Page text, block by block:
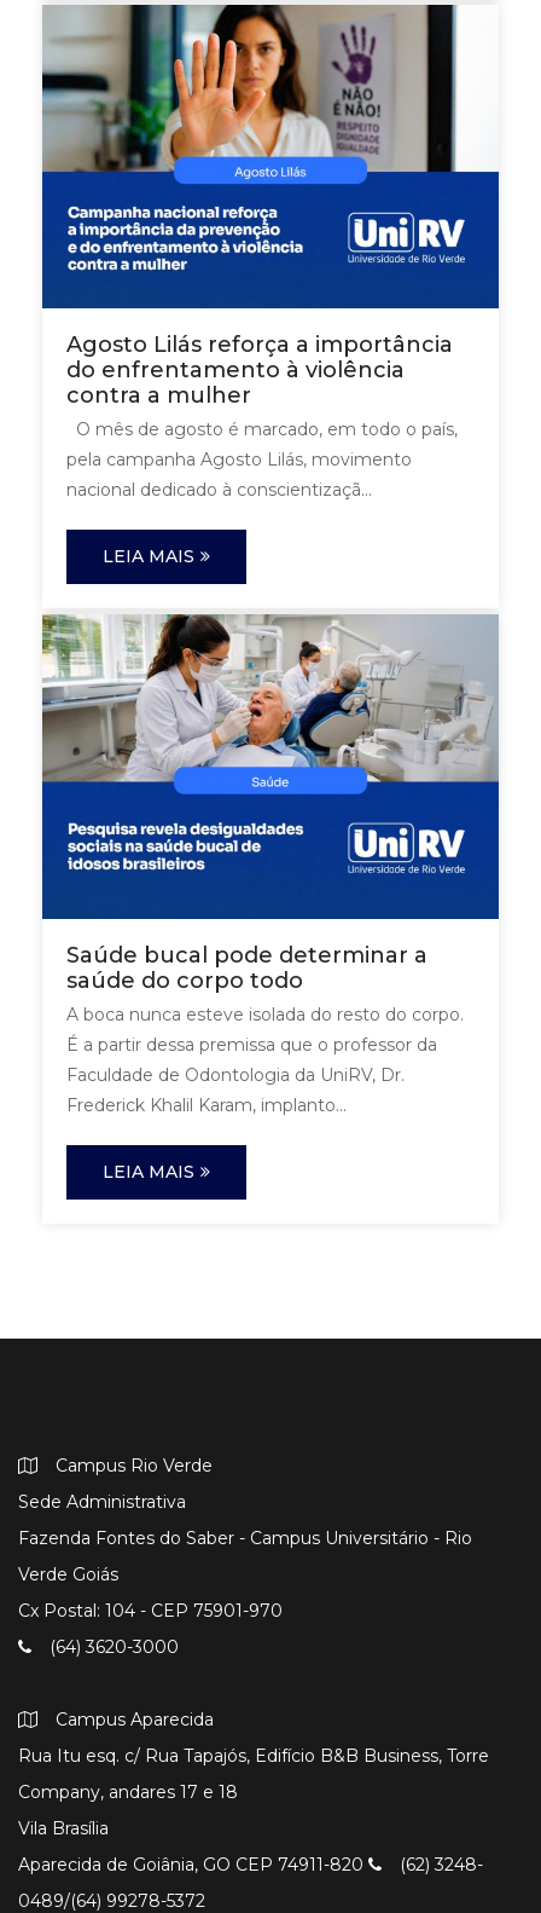
Agosto Lilás reforça a importância
do enfrentamento à violência
contra a mulher
O mês de agosto é marcado, em todo o país,
pela campanha Agosto Lilás, movimento
nacional dedicado à conscientizaçã...
LEIA MAIS
Saúde bucal pode determinar a
saúde do corpo todo
A boca nunca esteve isolada do resto do corpo.
É a partir dessa premissa que o professor da
Faculdade de Odontologia da UniRV, Dr.
Frederick Khalil Karam, implanto...
LEIA MAIS
Campus Rio Verde
Sede Administrativa
Fazenda Fontes do Saber - Campus Universitário - Rio
Verde Goiás
Cx Postal: 104 - CEP 75901-970
(64) 3620-3000
Campus Aparecida
Rua Itu esq. c/ Rua Tapajós, Edifício B&B Business, Torre
Company, andares 17 e 18
Vila Brasília
Aparecida de Goiânia, GO CEP 74911-820
(62) 3248-
0489/(64) 99278-5372